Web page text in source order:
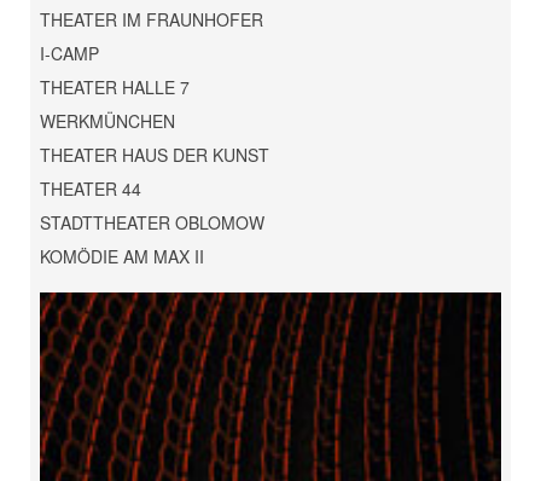
THEATER IM FRAUNHOFER
I-CAMP
THEATER HALLE 7
WERKMÜNCHEN
THEATER HAUS DER KUNST
THEATER 44
STADTTHEATER OBLOMOW
KOMÖDIE AM MAX II